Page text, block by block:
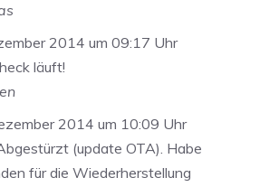
2014 um 09:17 Uhr
läuft!
2014 um 10:09 Uhr
(update OTA). Habe
für die Wiederherstellung